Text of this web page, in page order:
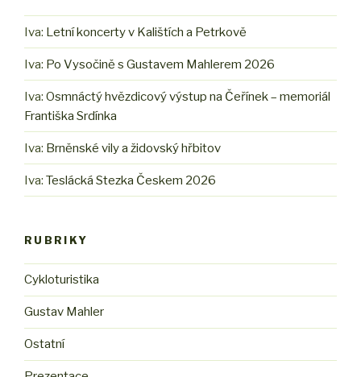
Iva: Letní koncerty v Kalištích a Petrkově
Iva: Po Vysočině s Gustavem Mahlerem 2026
Iva: Osmnáctý hvězdicový výstup na Čeřínek – memoriál
Františka Srdínka
Iva: Brněnské vily a židovský hřbitov
Iva: Teslácká Stezka Českem 2026
RUBRIKY
Cykloturistika
Gustav Mahler
Ostatní